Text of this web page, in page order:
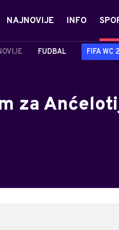
NAJNOVIJE INFO
FUDBAL FIFA WC
za